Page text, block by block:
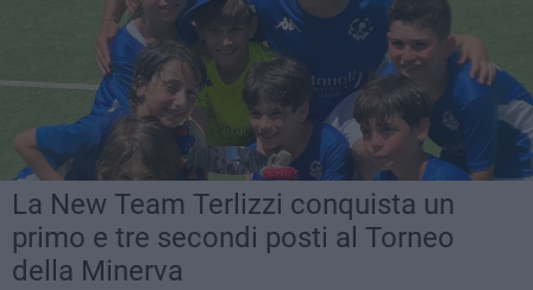
La New Team Terlizzi conquista un
primo e tre secondi posti al Torneo
della Minerva